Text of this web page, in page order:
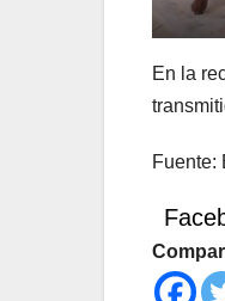
En la
Fuente: